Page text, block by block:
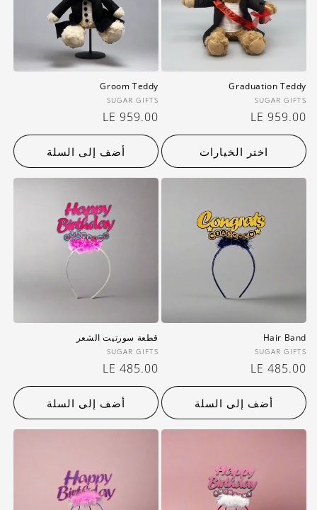
Graduation Teddy
بائع:
SUGAR GIFTS
سعر
عادي
LE 959.00
اختر الخيارات
Groom Teddy
بائع:
SUGAR GIFTS
سعر
عادي
LE 959.00
أضف إلى السلة
Hair Band
بائع:
SUGAR GIFTS
سعر
عادي
LE 485.00
أضف إلى السلة
قطعة سورتيت الشعر
بائع:
SUGAR GIFTS
سعر
عادي
LE 485.00
أضف إلى السلة